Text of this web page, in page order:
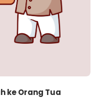
ke Orang Tua